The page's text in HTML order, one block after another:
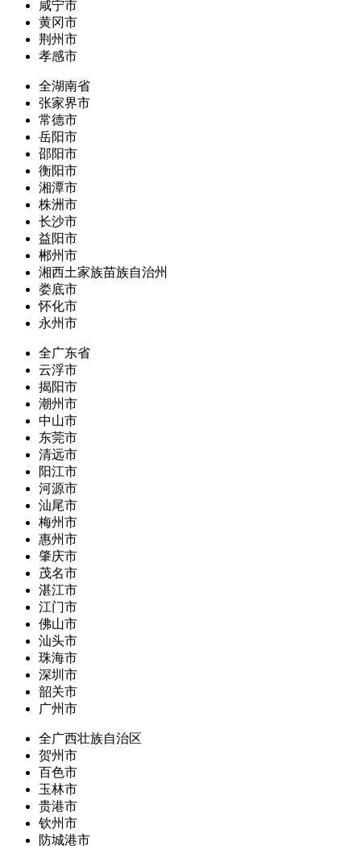
咸宁市
黄冈市
荆州市
孝感市
全湖南省
张家界市
常德市
岳阳市
邵阳市
衡阳市
湘潭市
株洲市
长沙市
益阳市
郴州市
湘西土家族苗族自治州
娄底市
怀化市
永州市
全广东省
云浮市
揭阳市
潮州市
中山市
东莞市
清远市
阳江市
河源市
汕尾市
梅州市
惠州市
肇庆市
茂名市
湛江市
江门市
佛山市
汕头市
珠海市
深圳市
韶关市
广州市
全广西壮族自治区
贺州市
百色市
玉林市
贵港市
钦州市
防城港市